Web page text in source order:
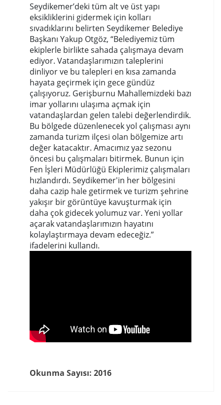
Seydikemer’deki tüm alt ve üst yapı
eksikliklerini gidermek için kolları
sıvadıklarını belirten Seydikemer Belediye
Başkanı Yakup Otgöz, “Belediyemiz tüm
ekiplerle birlikte sahada çalışmaya devam
ediyor. Vatandaşlarımızın taleplerini
dinliyor ve bu talepleri en kısa zamanda
hayata geçirmek için gece gündüz
çalışıyoruz. Gerişburnu Mahallemizdeki bazı
imar yollarını ulaşıma açmak için
vatandaşlardan gelen talebi değerlendirdik.
Bu bölgede düzenlenecek yol çalışması aynı
zamanda turizm ilçesi olan bölgemize artı
değer katacaktır. Amacımız yaz sezonu
öncesi bu çalışmaları bitirmek. Bunun için
Fen İşleri Müdürlüğü Ekiplerimiz çalışmaları
hızlandırdı. Seydikemer'in her bölgesini
daha cazip hale getirmek ve turizm şehrine
yakışır bir görüntüye kavuşturmak için
daha çok gidecek yolumuz var. Yeni yollar
açarak vatandaşlarımızın hayatını
kolaylaştırmaya devam edeceğiz.”
ifadelerini kullandı.
Okunma Sayısı: 2016